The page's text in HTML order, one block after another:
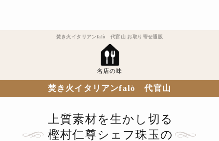
名店の味
焚き火イタリアンfalò 代官山 お取り寄せ通販
焚き火イタリアンfalò 代官山
上質素材を生かし切る
樫村仁尊シェフ珠玉の